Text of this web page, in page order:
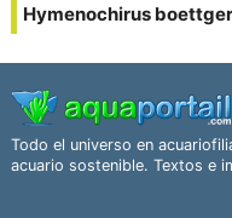
Hymenochirus
Todo el universo en
acuario sostenible. Textos e